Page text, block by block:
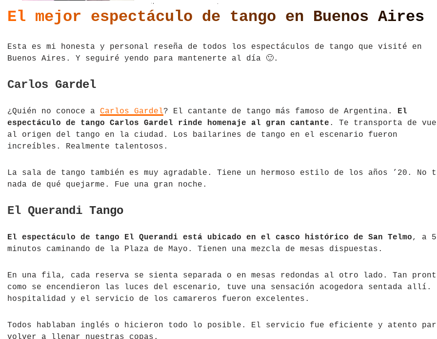
El mejor espectáculo de tango en Buenos Aires
Esta es mi honesta y personal reseña de todos los espectáculos de tango que visité en
Buenos Aires. Y seguiré yendo para mantenerte al día 🙂.
Carlos Gardel
¿Quién no conoce a Carlos Gardel? El cantante de tango más famoso de Argentina. El
espectáculo de tango Carlos Gardel rinde homenaje al gran cantante . Te transporta de
al origen del tango en la ciudad. Los bailarines de tango en el escenario fueron
increíbles. Realmente talentosos.
La sala de tango también es muy agradable. Tiene un hermoso estilo de los años ’20. No
nada de qué quejarme. Fue una gran noche.
El Querandi Tango
El espectáculo de tango El Querandi está ubicado en el casco histórico de San Telmo, a 5
minutos caminando de la Plaza de Mayo. Tienen una mezcla de mesas dispuestas.
En una fila, cada reserva se sienta separada o en mesas redondas al otro lado. Tan
como se encendieron las luces del escenario, tuve una sensación acogedora sentada allí.
hospitalidad y el servicio de los camareros fueron excelentes.
Todos hablaban inglés o hicieron todo lo posible. El servicio fue eficiente y atento
volver a llenar nuestras copas.